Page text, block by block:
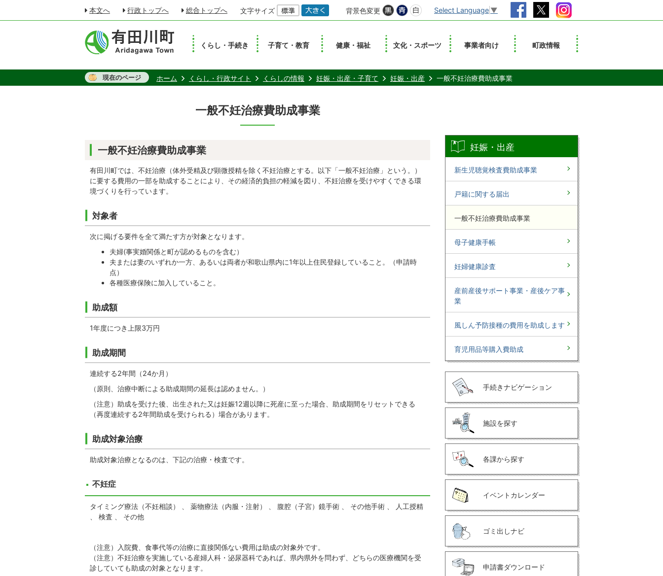
本文へ 行政トップへ 総合トップへ 文字サイズ 背景色変更 Select Language ▼
くらし・手続き 子育て・教育 健康・福祉 文化・スポーツ 事業者向け 町政情報
現在のページ ホーム くらし・行政サイト くらしの情報 妊娠・出産・子育て 妊娠・出産 一般不妊治療費助成事業
一般不妊治療費助成事業
一般不妊治療費助成事業
有田川町では、不妊治療（体外受精及び顕微授精を除く不妊治療とする。以下「一般不妊治療」という。）
に要する費用の一部を助成することにより、その経済的負担の軽減を図り、不妊治療を受けやすくできる環
境づくりを行っています。
対象者
次に掲げる要件を全て満たす方が対象となります。
夫婦(事実婚関係と町が認めるものを含む）
夫または妻のいずれか一方、あるいは両者が和歌山県内に1年以上住民登録していること。（申請時
点）
各種医療保険に加入していること。
助成額
1年度につき上限3万円
助成期間
連続する2年間（24か月）
（原則、治療中断による助成期間の延長は認めません。）
（注意）助成を受けた後、出生された又は妊娠12週以降に死産に至った場合、助成期間をリセットできる
（再度連続する2年間助成を受けられる）場合があります。
助成対象治療
助成対象治療となるのは、下記の治療・検査です。
不妊症
タイミング療法（不妊相談） 、 薬物療法（内服・注射） 、 腹腔（子宮）鏡手術 、 その他手術 、 人工授精
、 検査 、 その他
（注意）入院費、食事代等の治療に直接関係ない費用は助成の対象外です。
（注意）不妊治療を実施している産婦人科・泌尿器科であれば、県内県外を問わず、どちらの医療機関を受
診していても助成の対象となります。
妊娠・出産
新生児聴覚検査費助成事業
戸籍に関する届出
一般不妊治療費助成事業
母子健康手帳
妊婦健康診査
産前産後サポート事業・産後ケア事
業
風しん予防接種の費用を助成します
育児用品等購入費助成
手続きナビゲーション
施設を探す
各課から探す
イベントカレンダー
ゴミ出しナビ
申請書ダウンロード